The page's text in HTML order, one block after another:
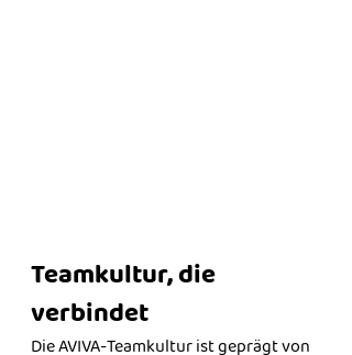
Teamkultur, die
verbindet
Die AVIVA-Teamkultur ist geprägt von